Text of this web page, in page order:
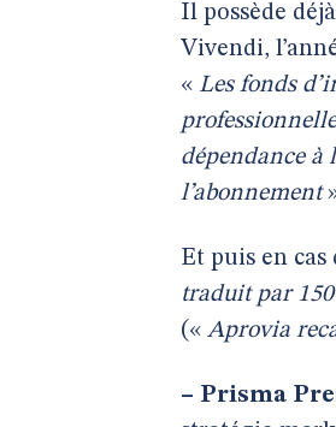
Il possède
Vivendi,
« Les fonds
dépendance à
l’abonnement
Et puis en
traduit par
(« Aprovia
– Prisma